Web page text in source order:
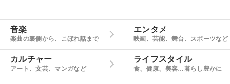
音楽
楽曲の裏側から、こぼれ話まで
エンタメ
映画、芸能、舞台、スポーツなど
カルチャー
アート、文芸、マンガなど
ライフスタイル
食、健康、美容…暮らし豊かに